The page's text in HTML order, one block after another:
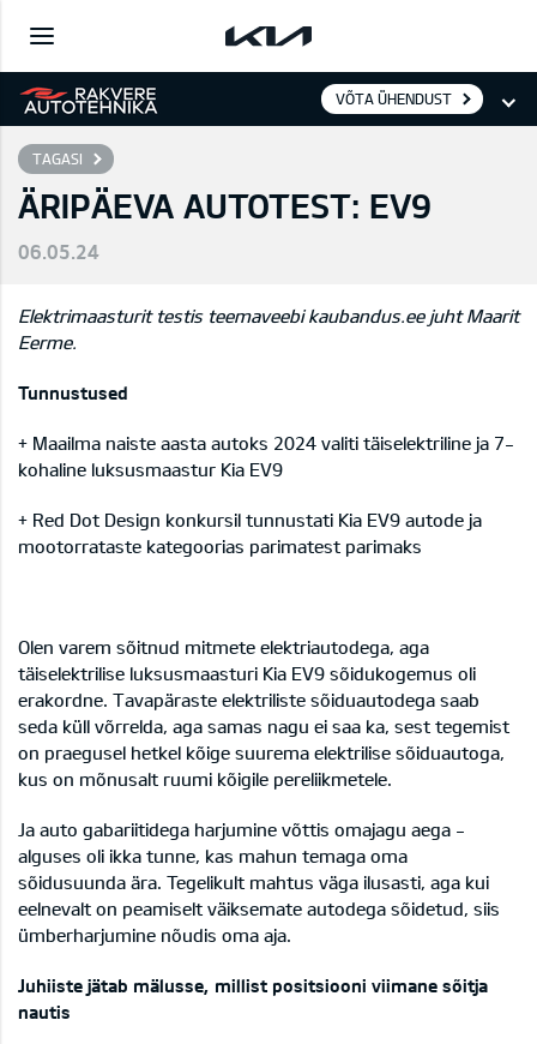
VÕTA ÜHENDUST
TAGASI
ÄRIPÄEVA AUTOTEST: EV9
06.05.24
Elektrimaasturit testis teemaveebi kaubandus.ee juht Maarit
Eerme.
Tunnustused
+ Maailma naiste aasta autoks 2024 valiti täiselektriline ja 7-
kohaline luksusmaastur Kia EV9
+ Red Dot Design konkursil tunnustati Kia EV9 autode ja
mootorrataste kategoorias parimatest parimaks
Olen varem sõitnud mitmete elektriautodega, aga
täiselektrilise luksusmaasturi Kia EV9 sõidukogemus oli
erakordne. Tavapäraste elektriliste sõiduautodega saab
seda küll võrrelda, aga samas nagu ei saa ka, sest tegemist
on praegusel hetkel kõige suurema elektrilise sõiduautoga,
kus on mõnusalt ruumi kõigile pereliikmetele.
Ja auto gabariitidega harjumine võttis omajagu aega -
alguses oli ikka tunne, kas mahun temaga oma
sõidusuunda ära. Tegelikult mahtus väga ilusasti, aga kui
eelnevalt on peamiselt väiksemate autodega sõidetud, siis
ümberharjumine nõudis oma aja.
Juhiiste jätab mälusse, millist positsiooni viimane sõitja
nautis